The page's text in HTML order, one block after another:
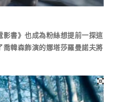
書》也成為粉絲想提前一探這
韓森飾演的娜塔莎羅曼諾夫將